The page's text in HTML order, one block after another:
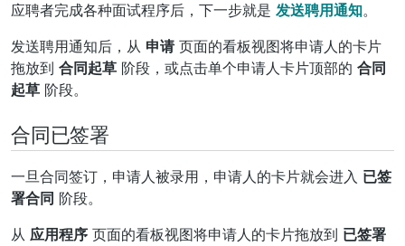
应聘者完成各种面试程序后，下一步就是 发送聘用通知。
发送聘用通知后，从 申请页面的看板视图将申请人的卡片
拖放到 合同起草 阶段，或点击单个申请人卡片顶部的 合同
起草 阶段。
合同已签署
一旦合同签订，申请人被录用，申请人的卡片就会进入 已签
署合同 阶段。
从 应用程序 页面的看板视图将申请人的卡片拖放到 已签署